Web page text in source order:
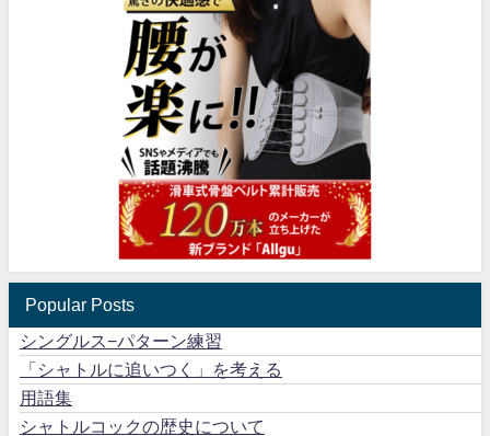
Popular Posts
シングルス−パターン練習
「シャトルに追いつく」を考える
用語集
シャトルコックの歴史について